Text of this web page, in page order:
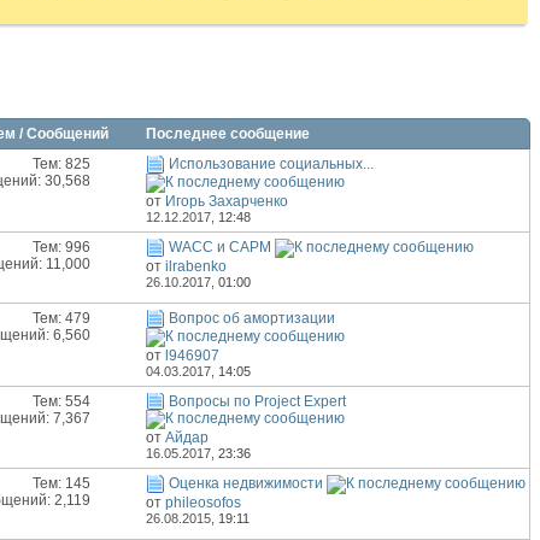
/ Сообщений Последнее сообщение
Тем: 825
30,568
Использование социальных...
от Игорь Захарченко
12.12.2017, 12:48
Тем: 996
11,000
WACC и CAPM
отilrabenko
26.10.2017,01:00
Тем: 479
6,560
Вопрос об амортизации
отl946907
04.03.2017, 14:05
Тем: 554
7,367
Вопросы по Project Expert
отАйдар
16.05.2017,23:36
Тем: 145
2,119
Оценка недвижимости
отphileosofos
26.08.2015,19:11